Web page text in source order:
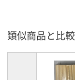
類似商品と比較